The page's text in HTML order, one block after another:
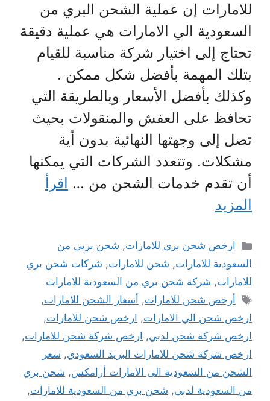
للامارات إن عملية الشحن البري من
السعودية الي الامارات هي عملية دقيقة
تحتاج إلى اختيار شركة مناسبة للقيام
بتلك المهمة بأفضل شكل ممكن .
وكذلك بأفضل الأسعار وبالطريقة التي
تحافظ على العفش والمنقولات بحيث
تصل إلى وجهتها النهائية بدون أية
مشكلات. وتتعدد الشركات التي يمكنها
أن تقدم خدمات الشحن من … اقرأ
المزيد
التصنيفات
ارخص شحن بري للامارات, شحن بريى من
السعودية للامارات, شحن للامارات, شركات شحن بري
للامارات, شركة شحن بري من السعودية للامارات
الوسوم
أرخص شحن للامارات, أسعار الشحن للامارات,
ارخص شحن الي الامارات, ارخص شحن للامارات,
ارخص شركة شحن لدبي, ارخص شركة شحن للامارات,
ارخص شركة شحن للامارات البريد السعودي, سعر
الشحن من السعودية الى الامارات أرامكس, شحن بري
من السعودية لدبي, شحن بري من السعودية للامارات,